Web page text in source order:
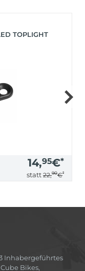
TOPLIGHT
14,95€*
statt 22,90€*
Inhabergeführtes
Bikes,